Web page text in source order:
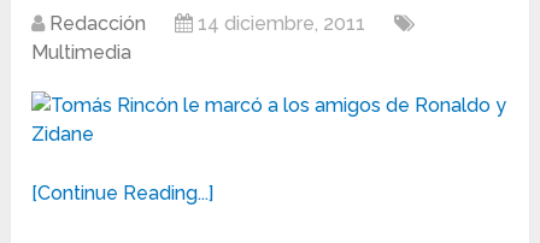
Redacción
14 diciembre, 2011
Multimedia
[Continue Reading...]